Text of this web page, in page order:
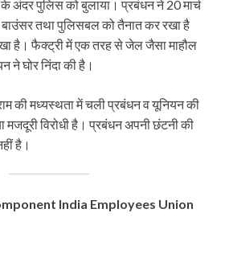
अंदर पुलिस को बुलाया। प्रबंधन ने 20 मार्च
तथा पुलिसबल को तैनात कर रखा है
है। फैक्ट्री में एक तरह से जेल जैसा माहौल
ने घोर निंदा की है।
की मध्यस्थता में चली प्रबंधन व यूनियन की
मजदूरी विरोधी है। प्रबंधन अपनी छंटनी की
है।
India Employees Union